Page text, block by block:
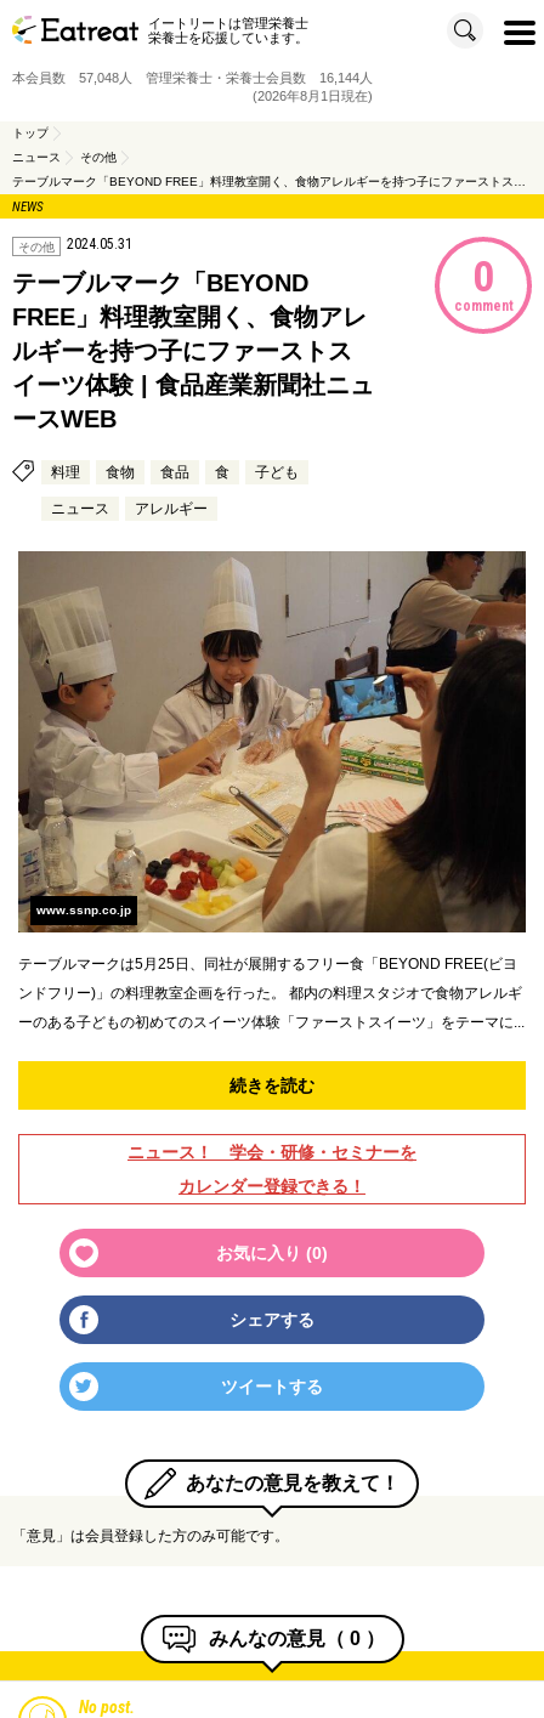
イートリートは管理栄養士
栄養士を応援しています。
t
o
t
i
本会員数 57,048人 管理栄養士・栄養士会員数 16,144人
(2026年8月1日現在)
トップ
ニュース
その他
NEWS
その他 2024.05.31
テーブルマーク「BEYOND
FREE」料理教室開く、食物アレ
ルギーを持つ子にファーストス
イーツ体験 | 食品産業新聞社ニュ
ースWEB
料理 食物 食品 食 子ども
ニュース アレルギー
0
comment
www.ssnp.co.jp
テーブルマークは5月25日、同社が展開するフリー食「BEYOND FREE(ビヨ
ンドフリー)」の料理教室企画を行った。 都内の料理スタジオで食物アレルギ
ーのある子どもの初めてのスイーツ体験「ファーストスイーツ」をテーマに...
続きを読む
ニュース！ 学会・研修・セミナーを
カレンダー登録できる！
お気に入り (0)
シェアする
ツイートする
あなたの意見を教えて！
「意見」は会員登録した方のみ可能です。
みんなの意見（ 0 ）
No post.